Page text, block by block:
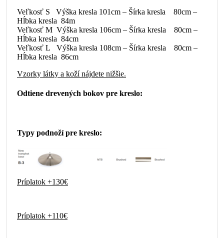
Veľkosť S Výška kresla 101cm – Šírka kresla 80cm –
Hĺbka kresla 84m
Veľkosť M Výška kresla 106cm – Šírka kresla 80cm –
Hĺbka kresla 84cm
Veľkosť L Výška kresla 108cm – Šírka kresla 80cm –
Hĺbka kresla 86cm
Vzorky látky a koží nájdete nižšie.
Odtiene drevených bokov pre kreslo:
Typy podnoží pre kreslo:
Príplatok +130€
Príplatok +110€